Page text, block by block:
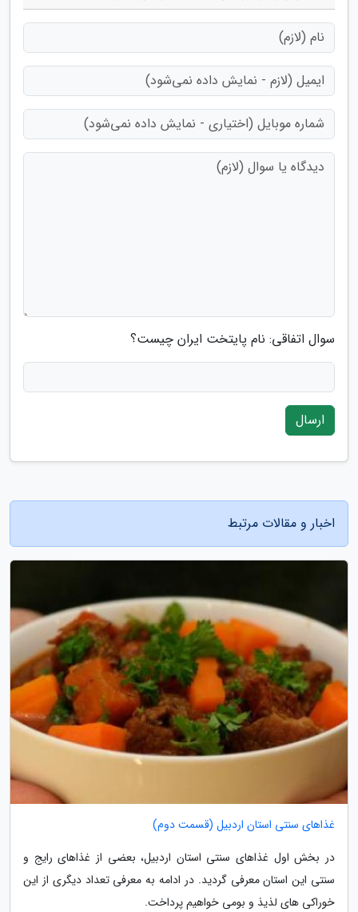
سوال اتفاقی: نام پایتخت ایران چیست؟
ارسال
اخبار و مقالات مرتبط
غذاهای سنتی استان اردبیل (قسمت دوم)
در بخش اول غذاهای سنتی استان اردبیل، بعضی از غذاهای رایج و
سنتی این استان معرفی گردید. در ادامه به معرفی تعداد دیگری از این
خوراکی های لذیذ و بومی خواهیم پرداخت.